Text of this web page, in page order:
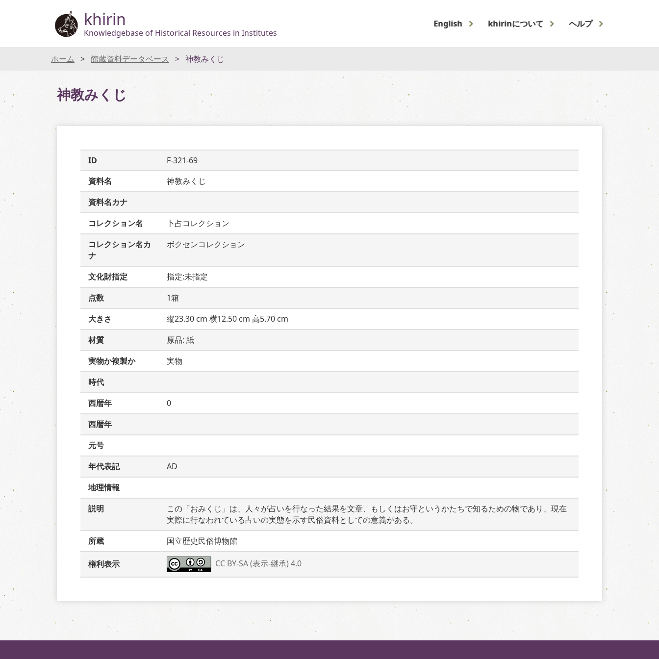
khirin
Knowledgebase of Historical Resources in Institutes
English khirinについて ヘルプ
ホーム 館蔵資料データベース 神教みくじ
神教みくじ
ID
F-321-69
資料名
神教みくじ
資料名カナ
コレクション名
卜占コレクション
コレクション名カ
ナ
ボクセンコレクション
文化財指定
指定:未指定
点数
1箱
大きさ
縦23.30 cm 横12.50 cm 高5.70 cm
材質
原品: 紙
実物か複製か
実物
時代
西暦年
0
西暦年
元号
年代表記
AD
地理情報
説明
この「おみくじ」は、人々が占いを行なった結果を文章、もしくはお守というかたちで知るための物であり、現在
実際に行なわれている占いの実態を示す民俗資料としての意義がある。
所蔵
国立歴史民俗博物館
権利表示 CC BY-SA (表示-継承) 4.0